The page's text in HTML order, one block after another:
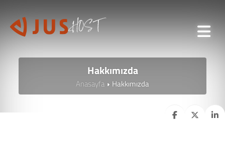
Hakkımızda
Anasayfa Hakkımızda